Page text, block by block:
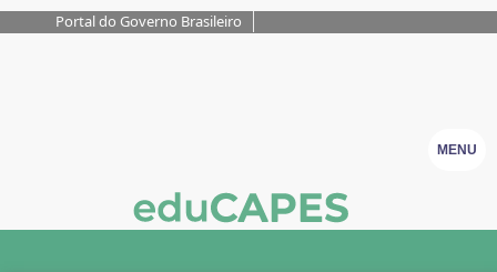
Portal do Governo Brasileiro
MENU